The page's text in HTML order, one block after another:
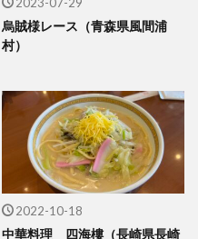
烏賊様レース（青森県風間浦
村）
2022-10-18
中華料理 四海樓（長崎県長崎